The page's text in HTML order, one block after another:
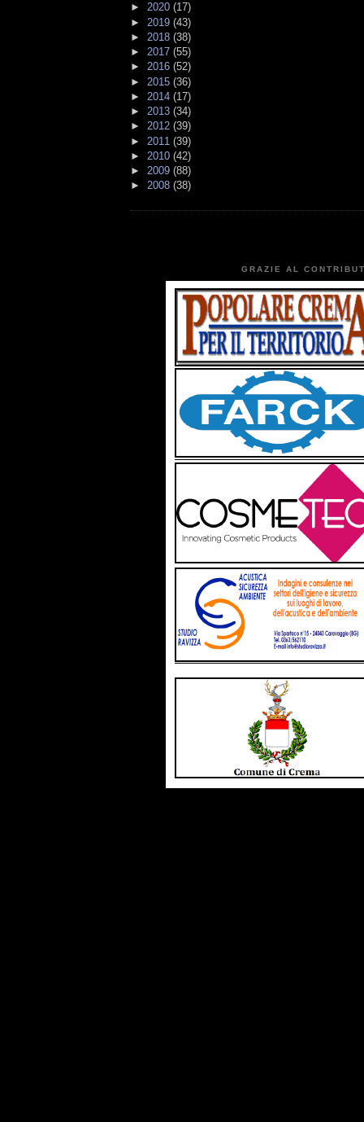
► 2020 (17)
► 2019 (43)
► 2018 (38)
► 2017 (55)
► 2016 (52)
► 2015 (36)
► 2014 (17)
► 2013 (34)
► 2012 (39)
► 2011 (39)
► 2010 (42)
► 2009 (88)
► 2008 (38)
GRAZIE AL